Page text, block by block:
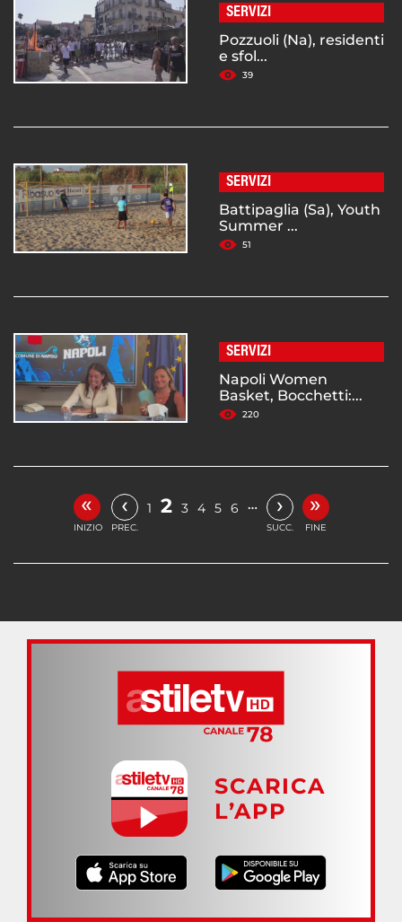
SERVIZI
Pozzuoli (Na), residenti
e sfol...
39
SERVIZI
Battipaglia (Sa), Youth
Summer ...
51
SERVIZI
Napoli Women
Basket, Bocchetti:...
220
«
INIZIO
‹
PREC.
1 2 3 4 5 6 … ›
SUCC.
»
FINE
SCARICA
L’APP